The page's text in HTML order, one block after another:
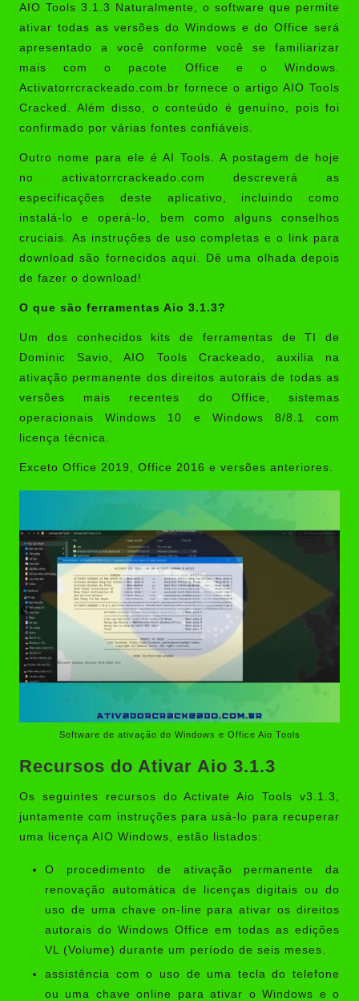
AIO Tools 3.1.3 Naturalmente, o software que permite
ativar todas as versões do Windows e do Office será
apresentado a você conforme você se familiarizar
mais com o pacote Office e o Windows.
Activatorrcrackeado.com.br fornece o artigo AIO Tools
Cracked. Além disso, o conteúdo é genuíno, pois foi
confirmado por várias fontes confiáveis.
Outro nome para ele é AI Tools. A postagem de hoje
no activatorrcrackeado.com
descreverá as
especificações deste aplicativo, incluindo como
instalá-lo e operá-lo, bem como alguns conselhos
cruciais. As instruções de uso completas e o link para
download são fornecidos aqui. Dê uma olhada depois
de fazer o download!
O que são ferramentas Aio 3.1.3?
Um dos conhecidos kits de ferramentas de TI de
Dominic Savio,AIO Tools Crackeado , auxilia na
ativação permanente dos direitos autorais de todas as
versões mais recentes do Office, sistemas
operacionais Windows 10 e Windows 8/8.1 com
licença técnica.
Exceto Office 2019, Office 2016 e versões anteriores.
Software de ativação do Windows e Office Aio Tools
Recursos do Ativar Aio 3.1.3
Os seguintes recursos do Activate Aio Tools v3.1.3,
juntamente com instruções para usá-lo para recuperar
uma licença AIO Windows, estão listados:
O procedimento de ativação permanente da
renovação automática de licenças digitais ou do
uso de uma chave on-line para ativar os direitos
autorais do Windows Office em todas as edições
VL (Volume) durante um período de seis meses.
assistência com o uso de uma tecla do telefone
ou uma chave online para ativar o Windows e o